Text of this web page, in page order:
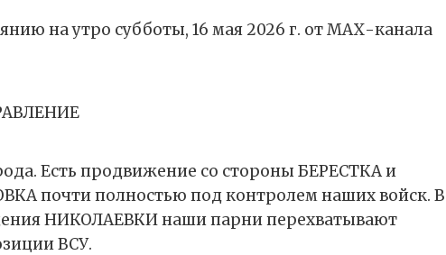
на утро субботы, 16 мая 2026 г. от МАХ-канала
Есть продвижение со стороны БЕРЕСТКА и
почти полностью под контролем наших войск. В
НИКОЛАЕВКИ наши парни перехватывают
ВСУ.